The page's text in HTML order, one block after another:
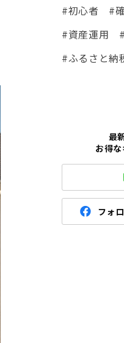
#初心者
#
#資産運用
#ふるさと納
最
お得
フォ